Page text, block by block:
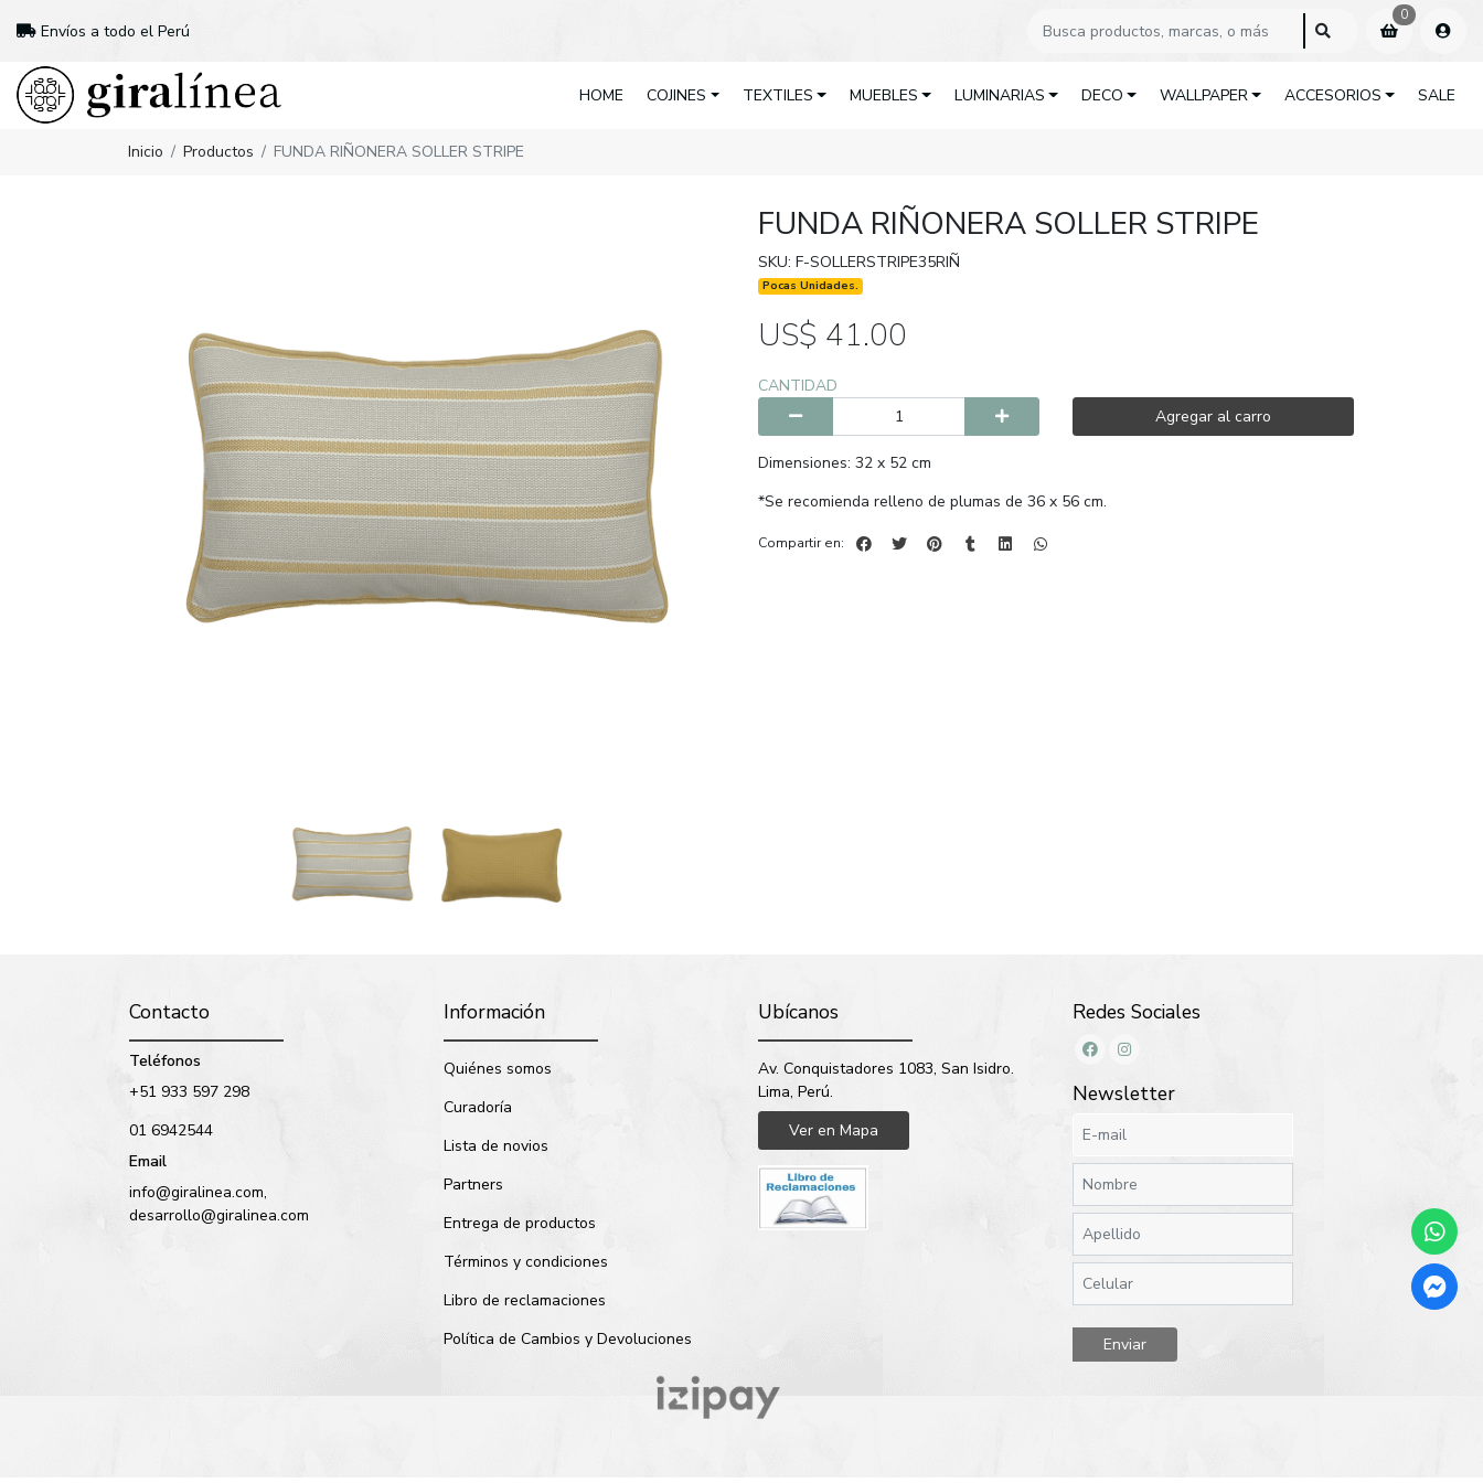
Envíos a todo el Perú
0
HOME COJINES TEXTILES MUEBLES LUMINARIAS DECO WALLPAPER ACCESORIOS SALE
Inicio Productos FUNDA RIÑONERA SOLLER STRIPE
FUNDA RIÑONERA SOLLER STRIPE
SKU: F-SOLLERSTRIPE35RIÑ
Pocas Unidades.
US$ 41.00
CANTIDAD
Agregar al carro
Dimensiones: 32 x 52 cm
*Se recomienda relleno de plumas de 36 x 56 cm.
Compartir en:
Contacto
Teléfonos
+51 933 597 298
01 6942544
Email
info@giralinea.com,
desarrollo@giralinea.com
Información
Quiénes somos
Curadoría
Lista de novios
Partners
Entrega de productos
Términos y condiciones
Libro de reclamaciones
Política de Cambios y Devoluciones
Ubícanos
Av. Conquistadores 1083, San Isidro.
Lima, Perú.
Ver en Mapa
Redes Sociales
Newsletter
Enviar